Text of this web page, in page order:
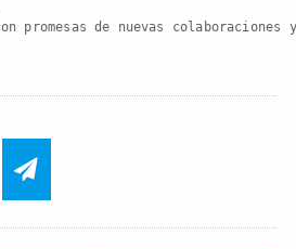
promesas de nuevas colaboraciones